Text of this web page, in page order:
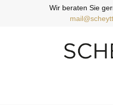
Wir beraten Sie